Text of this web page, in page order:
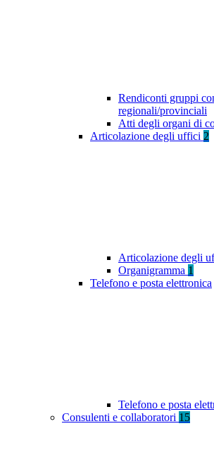
Rendiconti gruppi
regionali/provinciali
Atti degli organi di
Articolazione degli uffici 2
Articolazione degli
Organigramma 1
Telefono e posta elettronica
Telefono e posta
Consulenti e collaboratori 15